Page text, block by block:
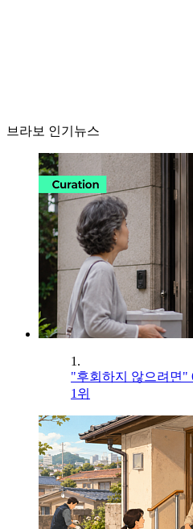
브라보 인기뉴스
1.
"후회하지 않으려면"
1위